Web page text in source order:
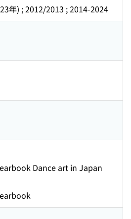
年) ; 2012/2013 ; 2014-2024
Dance art in Japan